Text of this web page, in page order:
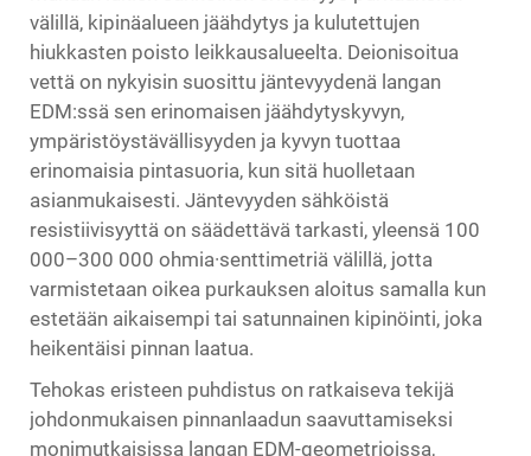
välillä, kipinäalueen jäähdytys ja kulutettujen
hiukkasten poisto leikkausalueelta. Deionisoitua
vettä on nykyisin suosittu jäntevyydenä langan
EDM:ssä sen erinomaisen jäähdytyskyvyn,
ympäristöystävällisyyden ja kyvyn tuottaa
erinomaisia pintasuoria, kun sitä huolletaan
asianmukaisesti. Jäntevyyden sähköistä
resistiivisyyttä on säädettävä tarkasti, yleensä 100
000–300 000 ohmia·senttimetriä välillä, jotta
varmistetaan oikea purkauksen aloitus samalla kun
estetään aikaisempi tai satunnainen kipinöinti, joka
heikentäisi pinnan laatua.
Tehokas eristeen puhdistus on ratkaiseva tekijä
johdonmukaisen pinnanlaadun saavuttamiseksi
monimutkaisissa langan EDM-geometrioissa,